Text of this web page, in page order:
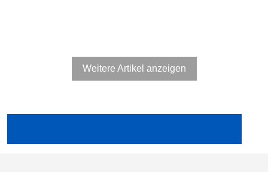
Weitere Artikel anzeigen